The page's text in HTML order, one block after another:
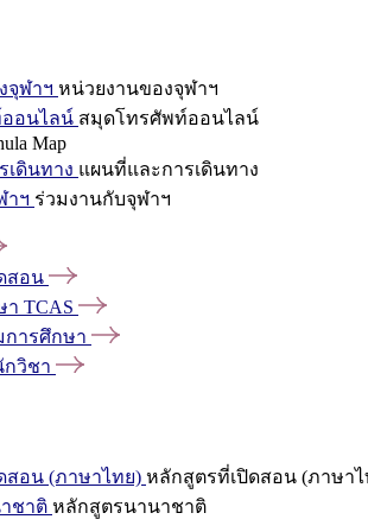
จุฬาฯ หน่วยงานของจุฬาฯ
อนไลน์ สมุดโทรศัพท์ออนไลน์
Map
เดินทาง แผนที่และการเดินทาง
าฯ ร่วมงานกับจุฬาฯ
สอน
า TCAS
การศึกษา
วิชา
สอน (ภาษาไทย) หลักสูตรที่เปิดสอน (ภาษาไ
ชาติ หลักสูตรนานาชาติ